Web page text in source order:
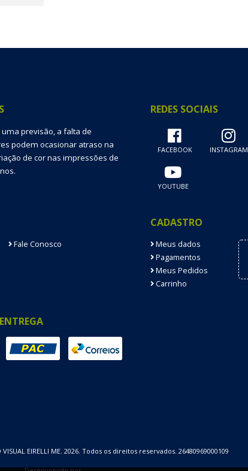
previsão, a falta de
podem ocasionar atraso na
de cor nas impressões de
REDES SOCIAIS
FACEBOOK INSTAGRAM
YOUTUBE
Fale Conosco
CADASTRO
Meus dados
Pagamentos
Meus Pedidos
Carrinho
VISUAL EIRELLI ME. 2026. Todos os direitos reservados. 26480969000109